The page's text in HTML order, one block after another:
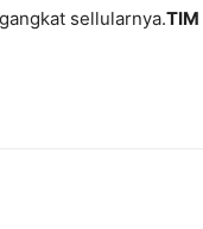
sellularnya.TIM